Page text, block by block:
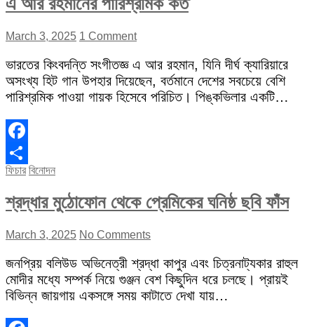
March 3, 2025 1 Comment
ভারতের কিংবদন্তি সংগীতজ্ঞ এ আর রহমান, যিনি দীর্ঘ ক্যারিয়ারে
অসংখ্য হিট গান উপহার দিয়েছেন, বর্তমানে দেশের সবচেয়ে বেশি
পারিশ্রমিক পাওয়া গায়ক হিসেবে পরিচিত। পিঙ্কভিলার একটি…
Facebook
Share
ফিচার বিনোদন
শ্রদ্ধার মুঠোফোন থেকে প্রেমিকের ঘনিষ্ঠ ছবি ফাঁস
March 3, 2025 No Comments
জনপ্রিয় বলিউড অভিনেত্রী শ্রদ্ধা কাপুর এবং চিত্রনাট্যকার রাহুল
মোদীর মধ্যে সম্পর্ক নিয়ে গুঞ্জন বেশ কিছুদিন ধরে চলছে। প্রায়ই
বিভিন্ন জায়গায় একসঙ্গে সময় কাটাতে দেখা যায়…